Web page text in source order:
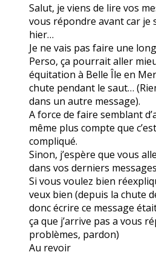
Salut, je viens de lire vos
vous répondre avant car je
hier…
Je ne vais pas faire une
Perso, ça pourrait aller
équitation à Belle Île en
chute pendant le saut…
dans un autre message).
A force de faire semblant
même plus compte que
compliqué.
Sinon, j’espère que vous
dans vos derniers
Si vous voulez bien
veux bien (depuis la chute
donc écrire ce message
ça que j’arrive pas a vous
problèmes, pardon)
Au revoir